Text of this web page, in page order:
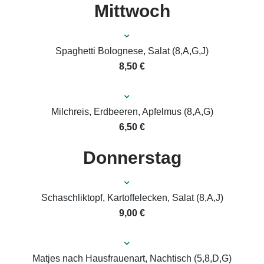
Mittwoch
Spaghetti Bolognese, Salat (8,A,G,J)
8,50 €
Milchreis, Erdbeeren, Apfelmus (8,A,G)
6,50 €
Donnerstag
Schaschliktopf, Kartoffelecken, Salat (8,A,J)
9,00 €
Matjes nach Hausfrauenart, Nachtisch (5,8,D,G)